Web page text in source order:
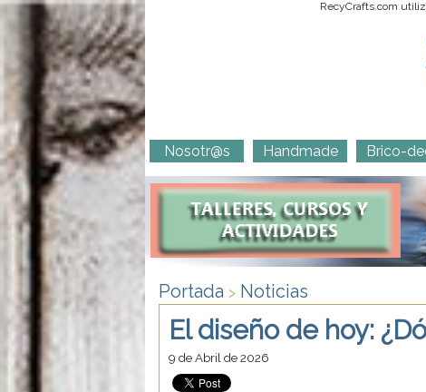
RecyCrafts.com
Nosotr@s Handmade Brico-
Portada > Noticias
El diseño de hoy:
9 de Abril de 2026